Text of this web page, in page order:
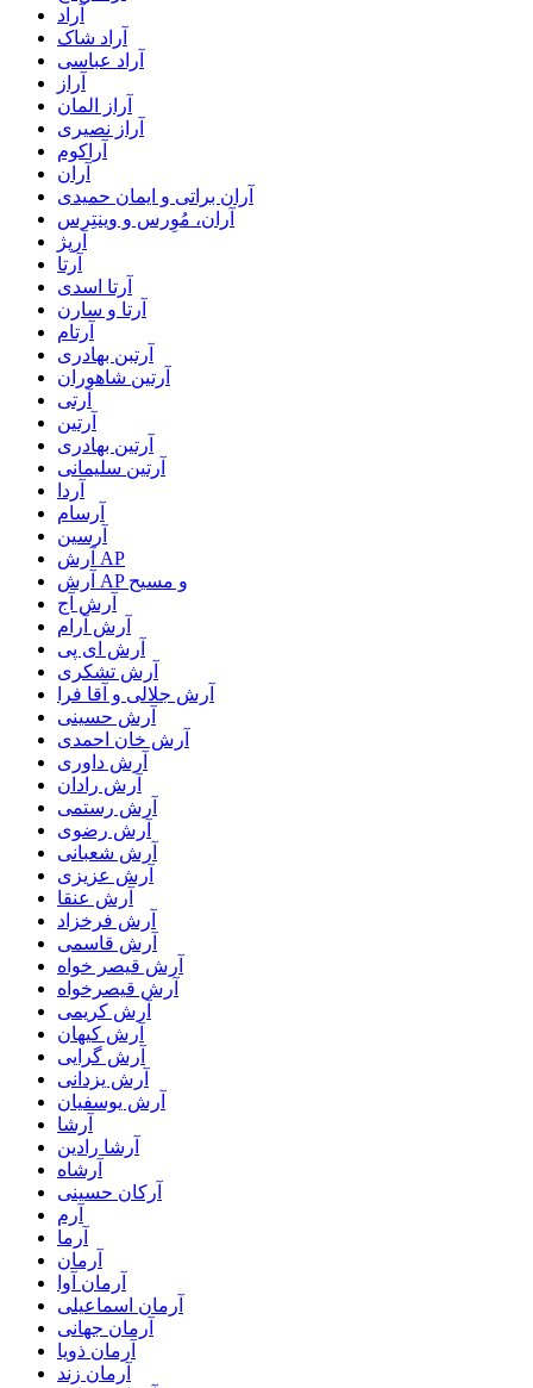
آراد
آراد شاک
آراد عباسی
آراز
آراز المان
آراز نصیری
آراکوم
آران
آران براتی و ایمان حمیدی
آران، مُوِرس و وینتِرس
آرپژ
آرتا
آرتا اسدی
آرتا و سارن
آرتام
آرتبن بهادری
آرتين شاهوران
آرتی
آرتین
آرتین بهادری
آرتین سلیمانی
آردا
آرسام
آرسین
آرش AP
آرش AP و مسیح
آرش آج
آرش آرام
آرش ای پی
آرش تشکری
آرش جلالی و آقا فرا
آرش حسینی
آرش خان احمدی
آرش داوری
آرش رادان
آرش رستمى
آرش رضوی
آرش شعبانی
آرش عزیزی
آرش عنقا
آرش فرخزاد
آرش قاسمی
آرش قیصر خواه
آرش قیصرخواه
آرش کریمی
آرش کیهان
آرش گرایی
آرش یزدانی
آرش یوسفیان
آرشا
آرشا رادین
آرشاه
آرکان حسینی
آرم
آرما
آرمان
آرمان آوا
آرمان اسماعیلی
آرمان جهانی
آرمان ذویا
آرمان زند